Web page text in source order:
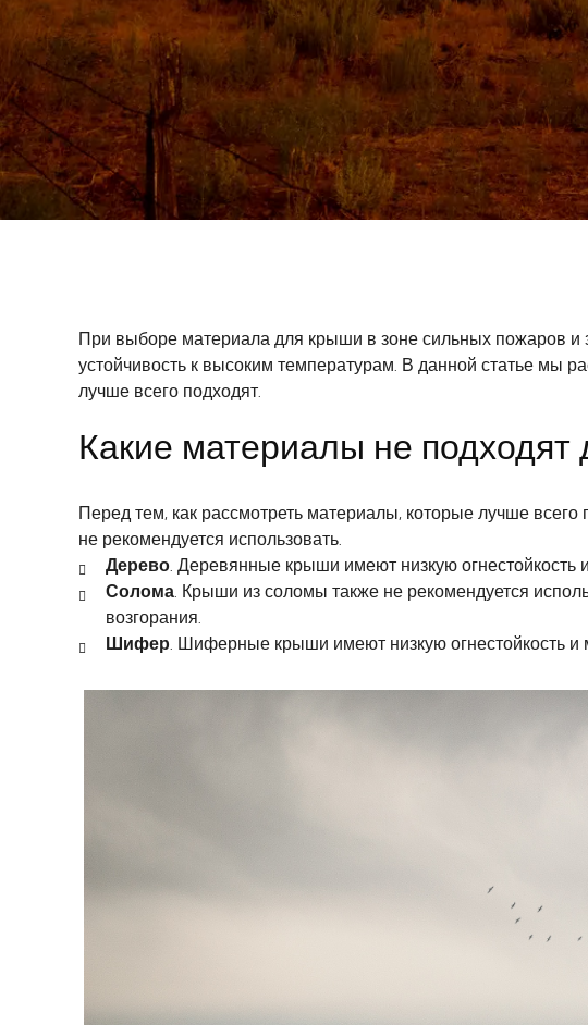
При выборе материала для крыши в зоне сильных пожаров и
устойчивость к высоким температурам. В данной статье мы
лучше всего подходят.
Какие материалы не
Перед тем, как рассмотреть материалы, которые лучше
не рекомендуется использовать.
Дерево . Деревянные крыши имеют низкую огнестойкость
Солома . Крыши из соломы также не рекомендуется
возгорания.
Шифер . Шиферные крыши имеют низкую огнестойкость и